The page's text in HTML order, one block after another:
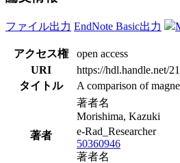
ファイル出力 EndNote Basic出力
アクセス権
open access
URI
https://hdl.handle.net/
タイトル
A comparison of
著者
著者名
Morishima, Kazuki
e-Rad_Researcher
50360946
著者名